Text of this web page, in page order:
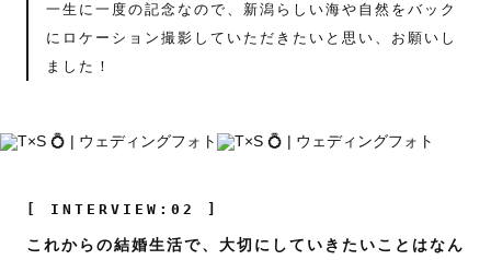
一生に一度の記念なので、新潟らしい海や自然をバック
にロケーション撮影していただきたいと思い、お願いし
ました！
[ INTERVIEW:02 ]
これからの結婚生活で、大切にしていきたいことはなん